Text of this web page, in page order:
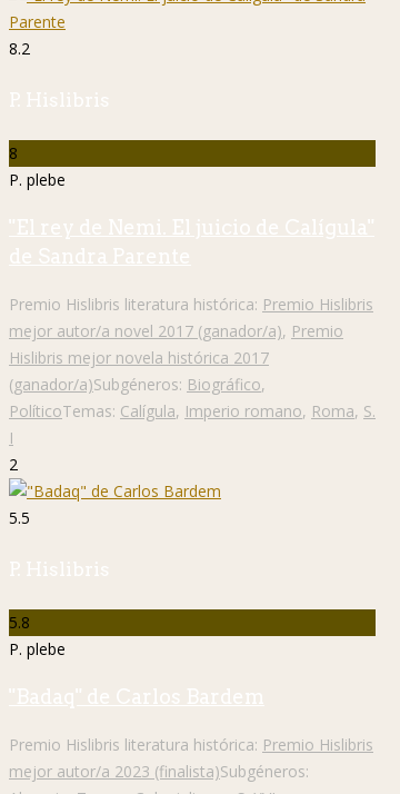
8.2
P. Hislibris
8
P. plebe
"El rey de Nemi. El juicio de Calígula"
de Sandra Parente
Premio Hislibris literatura histórica: Premio Hislibris
mejor autor/a novel 2017 (ganador/a), Premio
Hislibris mejor novela histórica 2017
(ganador/a)Subgéneros: Biográfico,
PolíticoTemas: Calígula, Imperio romano, Roma, S.
I
2
5.5
P. Hislibris
5.8
P. plebe
"Badaq" de Carlos Bardem
Premio Hislibris literatura histórica: Premio Hislibris
mejor autor/a 2023 (finalista)Subgéneros: